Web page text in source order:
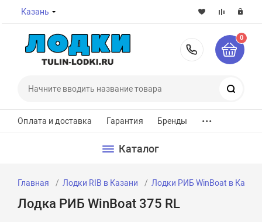
Казань
8-800-
0
Оплата и доставка Гарантия Бренды ...
Каталог
Главная Лодки RIB в Казани Лодки РИБ WinBoat в
Лодка РИБ WinBoat 375 RL